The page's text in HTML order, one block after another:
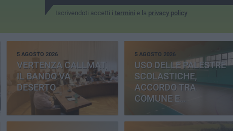
Iscrivendoti accetti i termini e la privacy policy
5 AGOSTO 2026
VERTENZA CALLMAT,
IL BANDO VA
DESERTO
5 AGOSTO 2026
USO DELLE PALESTRE
SCOLASTICHE,
ACCORDO TRA
COMUNE E
PROVINCIA